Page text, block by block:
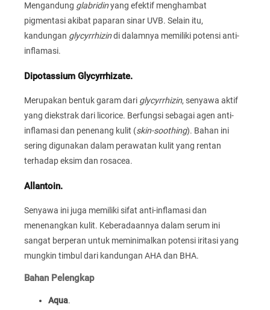
Mengandung glabridinyang efektif menghambat
pigmentasi akibat paparan sinar UVB. Selain itu,
kandungan glycyrrhizindi dalamnya memiliki potensi anti-
inflamasi.
Dipotassium Glycyrrhizate.
Merupakan bentuk garam dari glycyrrhizin, senyawa aktif
yang diekstrak dari licorice. Berfungsi sebagai agen anti-
inflamasi dan penenang kulit (skin-soothing). Bahan ini
sering digunakan dalam perawatan kulit yang rentan
terhadap eksim dan rosacea.
Allantoin.
Senyawa ini juga memiliki sifat anti-inflamasi dan
menenangkan kulit. Keberadaannya dalam serum ini
sangat berperan untuk meminimalkan potensi iritasi yang
mungkin timbul dari kandungan AHA dan BHA.
Bahan Pelengkap
Aqua.